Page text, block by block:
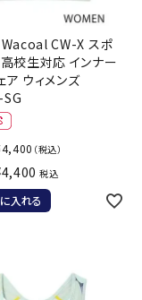
Wacoal CW-X スポ
校生対応 インナー
ア ウィメンズ
4,400 （税込）
4,400 税込
入れる